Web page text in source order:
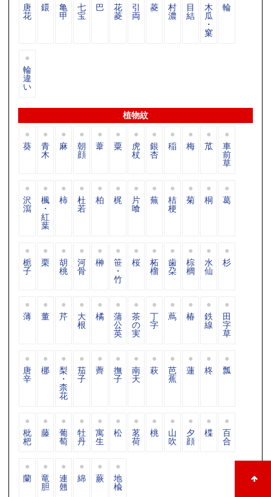
唐
花
鐶 亀
甲
七
宝
巴 花
菱
引
両
菱 村
濃
目
結
木
瓜
・
窠
輪
輪
違
い
植物紋
葵 青
木
麻 朝
顔
葦 粟 虎
杖
銀
杏
稲 梅 苽 車
前
草
沢
瀉
楓
・
紅
葉
柿 杜
若
柏 梶 片
喰
蕪 桔
梗
菊 桐 葛
栀
子
栗 胡
桃
河
骨
榊 笹
・
竹
桜 柘
榴
歯
朶
棕
櫚
水
仙
杉
薄 董 芹 大
根
橘 蒲
公
英
茶
の
実
丁
字
蔦 椿 鉄
線
田
字
草
唐
辛
梛 梨
・
柰
花
茄
子
薺 撫
子
南
天
萩 芭
蕉
蓮 柊 瓢
枇
杷
藤 葡
萄
牡
丹
寓
生
松 茗
荷
桃 山
吹
夕
顔
楪 百
合
蘭 竜
胆
連
翹
綿 蕨 地
楡